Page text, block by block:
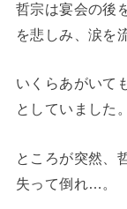
哲宗は宴会の後
を悲しみ、涙を
いくらあがいて
としていました。
ところが突然、
失って倒れ…。